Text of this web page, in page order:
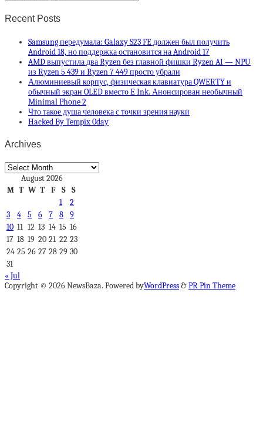
Recent Posts
Samsung передумала: Galaxy S23 FE должен был получить
Android 18, но поддержка остановится на Android 17
AMD выпустила два Ryzen без главной фишки Ryzen AI — NPU
из Ryzen 5 439 и Ryzen 7 449 просто убрали
Алюминиевый корпус, физическая клавиатура QWERTY и
обычный экран OLED вместо E Ink. Анонсирован необычный
Minimal Phone 2
Что такое душа человека с точки зрения науки
Hacked By Tempix 0day
Archives
Archives
August 2026
M T W T F S
S
1
2
3
4 5 6 7 8
9
10 11 12 13 14 15 16
17 18 19 20 21 22 23
24 25 26 27 28 29 30
31
« Jul
Copyright © 2026 NewsBaza. Powered byWordPress&PR Pin Theme